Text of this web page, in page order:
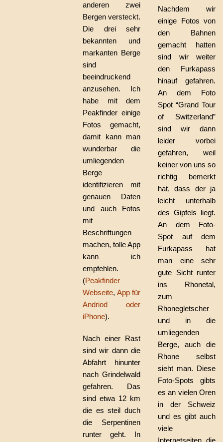
anderen zwei
Bergen versteckt.
Die drei sehr
bekannten und
markanten Berge
sind
beeindruckend
anzusehen. Ich
habe mit dem
Peakfinder einige
Fotos gemacht,
damit kann man
wunderbar die
umliegenden
Berge
identifizieren mit
genauen Daten
und auch Fotos
mit
Beschriftungen
machen, tolle App
kann ich
empfehlen.
(Peakfinder
Webseite, App für
Andriod oder
iPhone).
Nach einer Rast
sind wir dann die
Abfahrt hinunter
nach Grindelwald
gefahren. Das
sind etwa 12 km
die es steil duch
die Serpentinen
runter geht. In
Nachdem wir
einige Fotos von
den Bahnen
gemacht hatten
sind wir weiter
den Furkapass
hinauf gefahren.
An dem Foto
Spot “Grand Tour
of Switzerland”
sind wir dann
leider vorbei
gefahren, weil
keiner von uns so
richtig bemerkt
hat, dass der ja
leicht unterhalb
des Gipfels liegt.
An dem Foto-
Spot auf dem
Furkapass hat
man eine sehr
gute Sicht runter
ins Rhonetal,
zum
Rhonegletscher
und in die
umliegenden
Berge, auch die
Rhone selbst
sieht man. Diese
Foto-Spots gibts
es an vielen Oren
in der Schweiz
und es gibt auch
viele
Internetseiten, die